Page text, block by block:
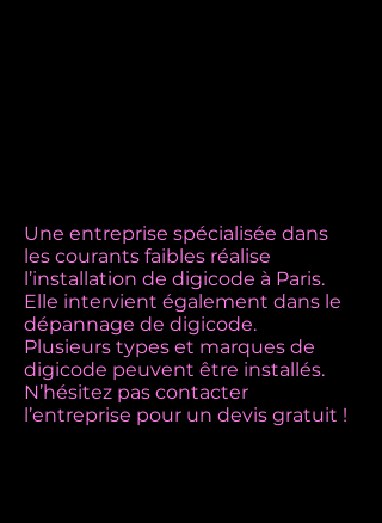
Une entreprise spécialisée dans
les courants faibles réalise
l’installation de digicode à Paris.
Elle intervient également dans le
dépannage de digicode.
Plusieurs types et marques de
digicode peuvent être installés.
N’hésitez pas contacter
l’entreprise pour un devis gratuit !